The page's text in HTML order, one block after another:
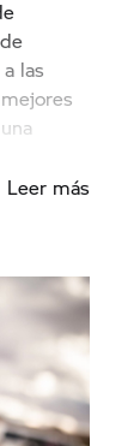
las
Leer más